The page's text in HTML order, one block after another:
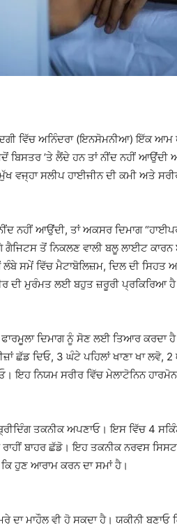
ਵਿੱਚ ਅਨਿੰਦਰਾ (ਇਨਸੋਮਨੀਆ) ਇੱਕ ਆਮ
’ਤੇ ਲੈਂਦੇ ਹਨ ਤਾਂ ਨੀਂਦ ਨਹੀਂ ਆਉਂਦੀ
ਵਜ੍ਹਾ ਸਲੀਪ ਹਾਈਜੀਨ ਦੀ ਕਮੀ ਅਤੇ
ਨਹੀਂ ਆਉਂਦੀ, ਤਾਂ ਅਕਸਰ ਦਿਮਾਗ
ਗੈਜਿਟਸ ਤੋਂ ਨਿਕਲਣ ਵਾਲੀ ਬਲੂ ਲਾਈਟ
ਲੰਬੇ ਸਮੇਂ ਵਿੱਚ ਮੈਟਾਬੋਲਿਜ਼ਮ, ਦਿਲ ਦੀ ਸਿਹਤ
ਦੀ ਮੁਰੰਮਤ ਲਈ ਬਹੁਤ ਜ਼ਰੂਰੀ ਪ੍ਰਕਿਰਿਆ
ਫਾਰਮੂਲਾ ਦਿਮਾਗ ਨੂੰ ਸੋਣ ਲਈ ਤਿਆਰ
ਛੱਡ ਦਿਓ, 3 ਘੰਟੇ ਪਹਿਲਾਂ ਖਾਣਾ ਖਾ ਲਵੋ,
ਇਹ ਨਿਯਮ ਸਰੀਰ ਵਿੱਚ ਮੇਲਾਟੋਨਿਨ
ਤਕਨੀਕ ਅਪਣਾਓ। ਇਸ ਵਿੱਚ 4
ਬਾਹਰ ਛੱਡੋ। ਇਹ ਤਕਨੀਕ ਨਰਵਸ
ਹੁਣ ਆਰਾਮ ਕਰਨ ਦਾ ਸਮਾਂ ਹੈ।
ਦਾ ਮਾਹੌਲ ਵੀ ਹੋ ਸਕਦਾ ਹੈ। ਯਕੀਨੀ ਬਣਾਓ